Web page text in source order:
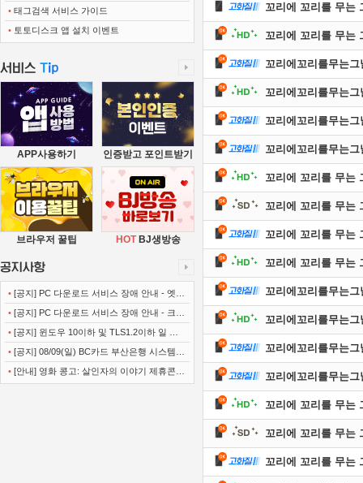
• 태그검색 서비스 가이드
• 토토디스크 앱 설치 이벤트
APP사용하기 인증받고 포인트받기
브라우저 꿀팁 HOTBJ생방송
• [공지] PC 다운로드 서비스 장애 안내 - 엣지
(Microsoft Edge)
• [공지] PC 다운로드 서비스 장애 안내 - 크롬
(Chrome)
• [공지] 윈도우 10이하 및 TLS1.2이하 일 경
우 사이트 이용불가 안내
• [공지] 08/09(일) BC카드 부산은행 시스템
정기점검 안내
• [안내] 영화 콩고: 살인자의 이야기 제휴콘텐
꼬리에 꼬리를 무는
꼬리에 꼬리를 무는
꼬리에꼬리를무는
꼬리에꼬리를무는
꼬리에꼬리를무는
꼬리에꼬리를무는
꼬리에 꼬리를 무는
꼬리에 꼬리를 무는
꼬리에 꼬리를 무는
꼬리에 꼬리를 무는
꼬리에꼬리를무는
꼬리에꼬리를무는
꼬리에꼬리를무는
꼬리에꼬리를무는
꼬리에 꼬리를 무는
꼬리에 꼬리를 무는
꼬리에 꼬리를 무는